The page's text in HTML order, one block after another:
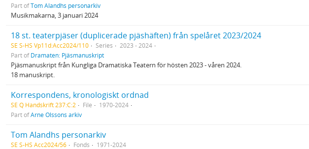
Part ofTom Alandhs personarkiv
Musikmakarna, 3 januari 2024
18 st. teaterpjäser (duplicerade pjäshäften) från spelåret 2023/2024
SE S-HS Vp11d:Acc2024/110 Series
2023 - 2024
Part ofDramaten: Pjäsmanuskript
Pjäsmanuskript från Kungliga Dramatiska Teatern för hösten 2023 - våren 2024.
18 manuskript.
Korrespondens, kronologiskt ordnad
SE Q Handskrift 237:C:2 File
1970-2024
Part ofArne Olssons arkiv
Tom Alandhs personarkiv
SE S-HS Acc2024/56 Fonds 1971-2024